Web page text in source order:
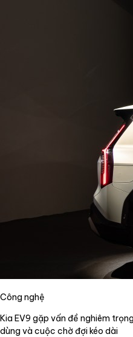
Công nghệ
Kia EV9 gặp vấn đề nghiêm
dùng và cuộc chờ đợi kéo dài